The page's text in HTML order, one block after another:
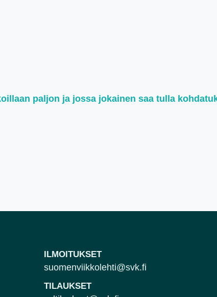
paljon ja jossa jokainen saa tulla
ILMOITUKSET
suomenviikkolehti@svk.fi
TILAUKSET